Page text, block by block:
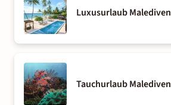
Luxusurlaub Malediven
Tauchurlaub Malediven